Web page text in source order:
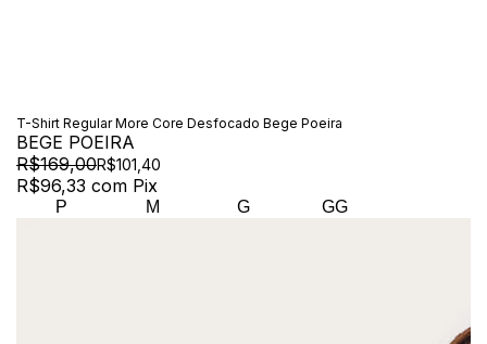
T-Shirt Regular More Core Desfocado Bege Poeira
BEGE POEIRA
R$169,00R$101,40
R$96,33 com Pix
P M G GG